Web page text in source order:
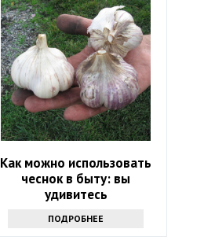
Как можно использовать
чеснок в быту: вы
удивитесь
ПОДРОБНЕЕ